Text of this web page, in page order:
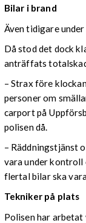
Bilar i brand
Även tidigare
Då stod det dock
anträffats
– Strax före
personer om
carport på
polisen då.
– Räddningstjänst
vara under kontroll
flertal bilar ska
Tekniker på plats
Polisen har